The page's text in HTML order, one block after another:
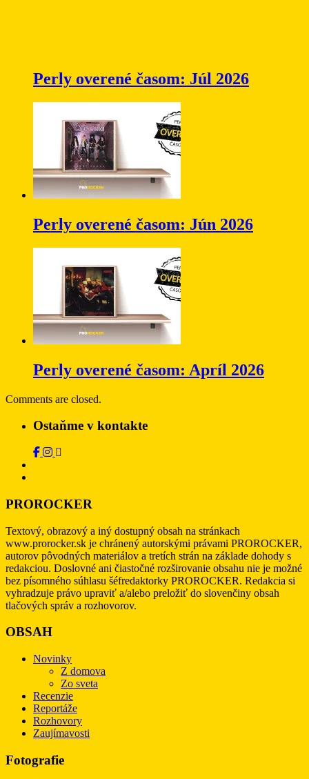
Perly overené časom: Júl 2026
Perly overené časom: Jún 2026
Perly overené časom: Apríl 2026
Comments are closed.
Ostaňme v kontakte
PROROCKER
Textový, obrazový a iný dostupný obsah na stránkach
www.prorocker.sk je chránený autorskými právami PROROCKER,
autorov pôvodných materiálov a tretích strán na základe dohody s
redakciou. Doslovné ani čiastočné rozširovanie obsahu nie je možné
bez písomného súhlasu šéfredaktorky PROROCKER. Redakcia si
vyhradzuje právo upraviť a/alebo preložiť do slovenčiny obsah
tlačových správ a rozhovorov.
OBSAH
Novinky
Z domova
Zo sveta
Recenzie
Reportáže
Rozhovory
Zaujímavosti
Fotografie